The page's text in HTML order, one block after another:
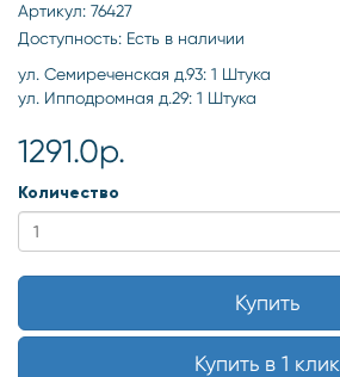
Артикул: 76427
Доступность: Есть в наличии
ул. Семиреченская д.93: 1 Штука
ул. Ипподромная д.29: 1 Штука
1291.0р.
Количество
Купить
Купить в 1 клик